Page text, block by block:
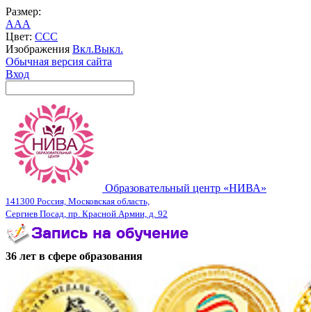
Размер:
AAA
Цвет: CCC
Изображения Вкл.Выкл.
Обычная версия сайта
Вход
Образовательный центр «НИВА»
141300 Россия, Московская область,
Сергиев Посад, пр. Красной Армии, д. 92
36 лет в сфере образования